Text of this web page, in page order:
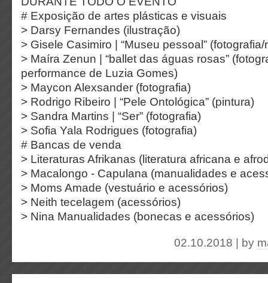
# Exposição de artes plásticas e visuais
> Darsy Fernandes (ilustração)
> Gisele Casimiro | “Museu pessoal”
> Maíra Zenun | “ballet das águas rosas”
performance de Luzia Gomes)
> Maycon Alexsander (fotografia)
> Rodrigo Ribeiro | “Pele Ontológica” (pintura)
> Sandra Martins | “Ser” (fotografia)
> Sofia Yala Rodrigues (fotografia)
# Bancas de venda
> Literaturas Afrikanas (literatura africana e
> Macalongo - Capulana (manualidades e
> Moms Amade (vestuário e acessórios)
> Neith tecelagem (acessórios)
> Nina Manualidades (bonecas e acessórios)
02.10.2018 | by